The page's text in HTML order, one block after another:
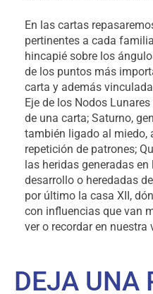
En las cartas
pertinentes a cada
hincapié sobre los
de los puntos más
carta y además
Eje de los Nodos
de una carta; Saturno,
también ligado al miedo,
repetición de patrones;
las heridas generadas
desarrollo o heredadas
por último la casa XII,
con influencias que van
ver o recordar en nuestra
DEJA UNA